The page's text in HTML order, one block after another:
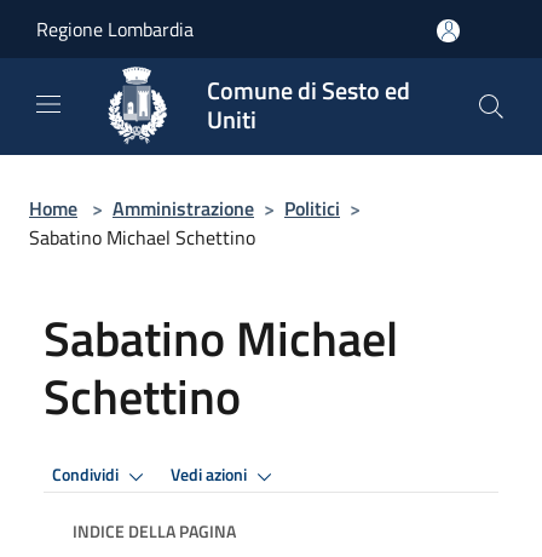
Regione Lombardia
Comune di Sesto ed
Uniti
Home > Amministrazione > Politici >
Sabatino Michael Schettino
Sabatino Michael
Schettino
Condividi Vedi azioni
INDICE DELLA PAGINA